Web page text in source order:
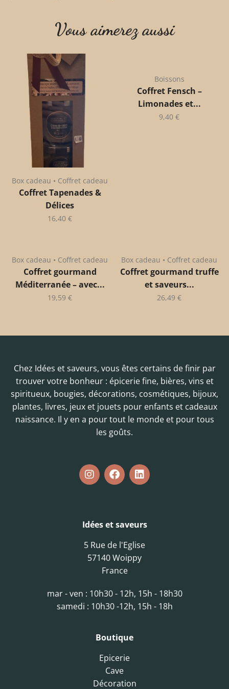
Vous aimerez aussi
Box cadeau • Coffret cadeau
Coffret Tapenades &
Délices
16,40 €
Boissons
Coffret Fensch –
Limonades et...
9,40 €
Box cadeau • Coffret cadeau
Coffret gourmand
Méditerranée – avec...
19,59 €
Box cadeau • Coffret cadeau
Coffret gourmand truffe
et saveurs...
26,49 €
Chez Idées et saveurs, vous êtes certains de finir par
trouver votre bonheur : épicerie fine, bières, vins et
spiritueux, bougies, décorations, cosmétiques, bijoux,
plantes, livres, jeux et jouets pour enfants et cadeaux
naissance. Il y en a pour tout le monde et pour tous
les goûts.
Idées et saveurs
5 Rue de l'Eglise
57140 Woippy
France
mar - ven : 10h30 - 12h, 15h - 18h30
samedi : 10h30 -12h, 15h - 18h
Boutique
Epicerie
Cave
Décoration